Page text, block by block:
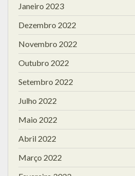
Janeiro 2023
Dezembro 2022
Novembro 2022
Outubro 2022
Setembro 2022
Julho 2022
Maio 2022
Abril 2022
Março 2022